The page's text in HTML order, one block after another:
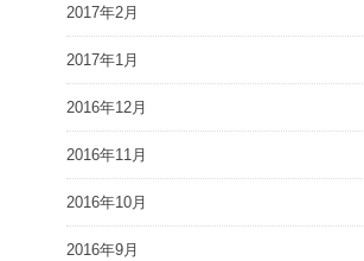
2017年2月
2017年1月
2016年12月
2016年11月
2016年10月
2016年9月